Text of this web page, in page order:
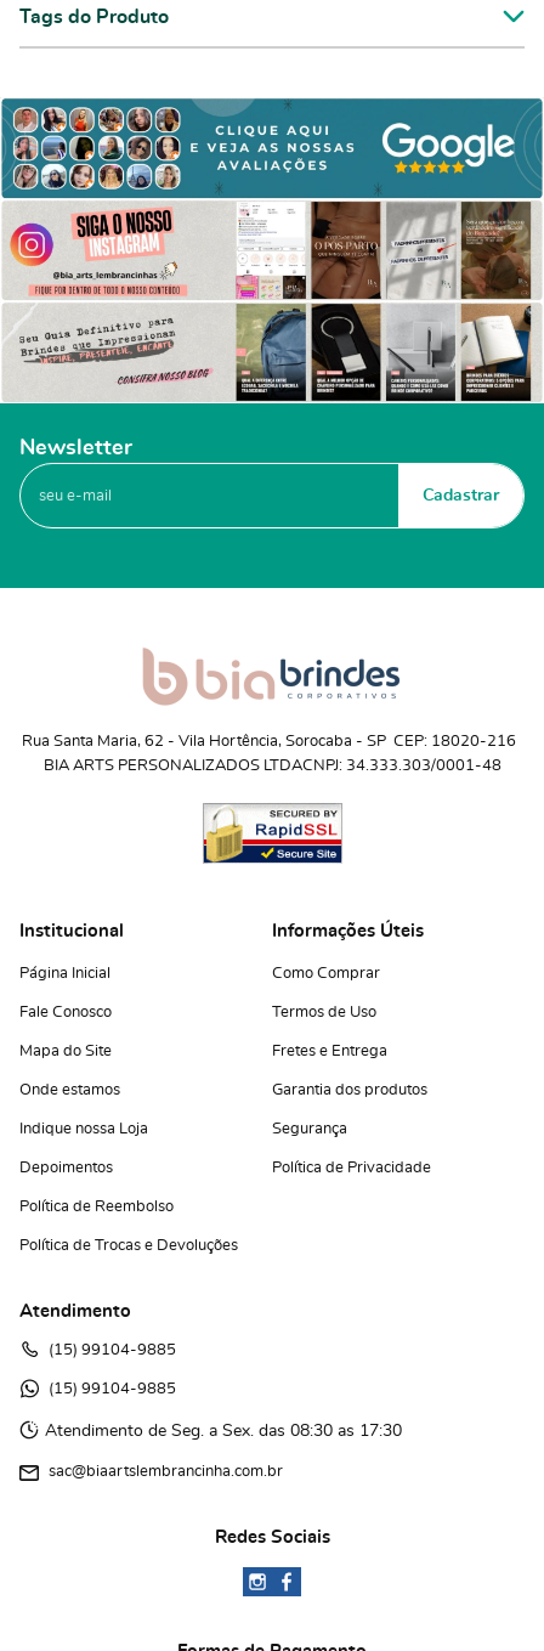
Tags do Produto
Newsletter
Cadastrar
Rua Santa Maria, 62 - Vila Hortência, Sorocaba - SP CEP: 18020-216
BIA ARTS PERSONALIZADOS LTDACNPJ: 34.333.303/0001-48
Institucional
Página Inicial
Fale Conosco
Mapa do Site
Onde estamos
Indique nossa Loja
Depoimentos
Política de Reembolso
Política de Trocas e Devoluções
Informações Úteis
Como Comprar
Termos de Uso
Fretes e Entrega
Garantia dos produtos
Segurança
Política de Privacidade
Atendimento
(15) 99104-9885
(15) 99104-9885
Atendimento de Seg. a Sex. das 08:30 as 17:30
sac@biaartslembrancinha.com.br
Redes Sociais